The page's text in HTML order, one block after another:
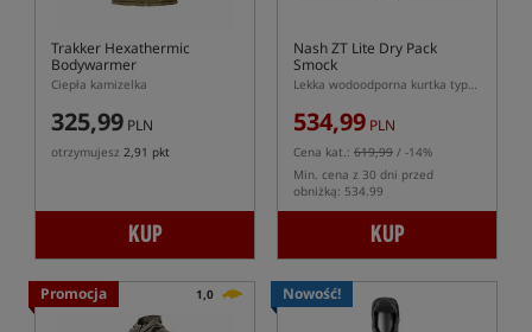
Trakker Hexathermic
Bodywarmer
Ciepła kamizelka
325,99 PLN
otrzymujesz 2,91 pkt
KUP
Nash ZT Lite Dry Pack
Smock
Lekka wodoodporna kurtka typu smock
534,99 PLN
Cena kat.: 619,99 / -14%
Min. cena z 30 dni przed
obniżką: 534.99
KUP
Promocja 1,0 Nowość!